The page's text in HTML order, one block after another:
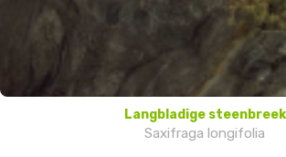
Langbladige steenbreek
Saxifraga longifolia